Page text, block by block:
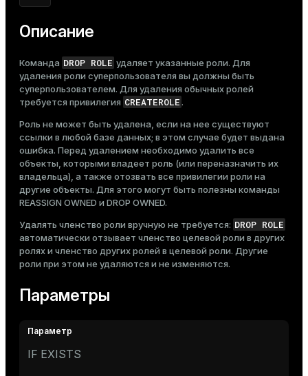
Темная
Описание
Команда DROP ROLE удаляет указанные роли. Для
удаления роли суперпользователя вы должны быть
суперпользователем. Для удаления обычных ролей
требуется привилегия CREATEROLE.
Роль не может быть удалена, если на нее существуют
ссылки в любой базе данных; в этом случае будет выдана
ошибка. Перед удалением необходимо удалить все
объекты, которыми владеет роль (или переназначить их
владельца), а также отозвать все привилегии роли на
другие объекты. Для этого могут быть полезны команды
REASSIGN OWNED и DROP OWNED.
Удалять членство роли вручную не требуется: DROP ROLE
автоматически отзывает членство целевой роли в других
ролях и членство других ролей в целевой роли. Другие
роли при этом не удаляются и не изменяются.
Параметры
IF EXISTS